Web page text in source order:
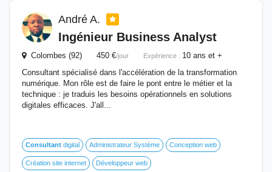
André A.
Ingénieur Business Analyst
Colombes (92) 450 €/jour Expérience : 10 ans et +
Consultant spécialisé dans l'accélération de la transformation
numérique. Mon rôle est de faire le pont entre le métier et la
technique : je traduis les besoins opérationnels en solutions
digitales efficaces. J'all...
Consultant digital Administrateur Système Conception web
Création site internet Développeur web